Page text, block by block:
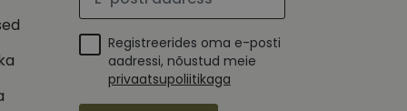
Registreerides oma e-posti
aadressi, nõustud meie
privaatsupoliitikaga
aadressi
teha kindlaks,
näiteks reaalajas